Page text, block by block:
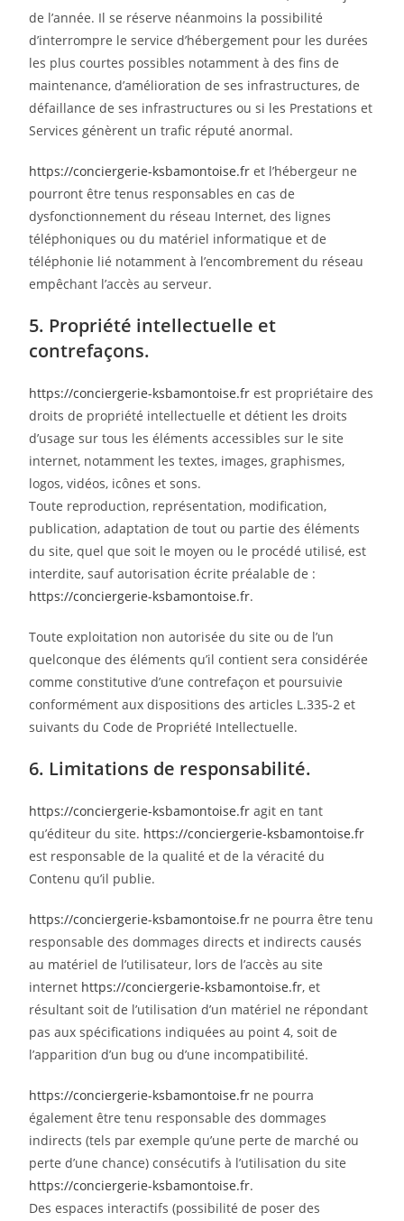
de l’année. Il se réserve néanmoins la possibilité
d’interrompre le service d’hébergement pour les durées
les plus courtes possibles notamment à des fins de
maintenance, d’amélioration de ses infrastructures, de
défaillance de ses infrastructures ou si les Prestations et
Services génèrent un trafic réputé anormal.
https://conciergerie-ksbamontoise.fr et l’hébergeur ne
pourront être tenus responsables en cas de
dysfonctionnement du réseau Internet, des lignes
téléphoniques ou du matériel informatique et de
téléphonie lié notamment à l’encombrement du réseau
empêchant l’accès au serveur.
5. Propriété intellectuelle et
contrefaçons.
https://conciergerie-ksbamontoise.fr est propriétaire des
droits de propriété intellectuelle et détient les droits
d’usage sur tous les éléments accessibles sur le site
internet, notamment les textes, images, graphismes,
logos, vidéos, icônes et sons.
Toute reproduction, représentation, modification,
publication, adaptation de tout ou partie des éléments
du site, quel que soit le moyen ou le procédé utilisé, est
interdite, sauf autorisation écrite préalable de :
https://conciergerie-ksbamontoise.fr.
Toute exploitation non autorisée du site ou de l’un
quelconque des éléments qu’il contient sera considérée
comme constitutive d’une contrefaçon et poursuivie
conformément aux dispositions des articles L.335-2 et
suivants du Code de Propriété Intellectuelle.
6. Limitations de responsabilité.
https://conciergerie-ksbamontoise.fr agit en tant
qu’éditeur du site. https://conciergerie-ksbamontoise.fr
est responsable de la qualité et de la véracité du
Contenu qu’il publie.
https://conciergerie-ksbamontoise.fr ne pourra être tenu
responsable des dommages directs et indirects causés
au matériel de l’utilisateur, lors de l’accès au site
internet https://conciergerie-ksbamontoise.fr, et
résultant soit de l’utilisation d’un matériel ne répondant
pas aux spécifications indiquées au point 4, soit de
l’apparition d’un bug ou d’une incompatibilité.
https://conciergerie-ksbamontoise.fr ne pourra
également être tenu responsable des dommages
indirects (tels par exemple qu’une perte de marché ou
perte d’une chance) consécutifs à l’utilisation du site
https://conciergerie-ksbamontoise.fr.
Des espaces interactifs (possibilité de poser des